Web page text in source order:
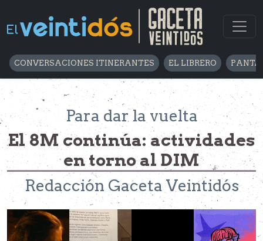
CONVERSACIONES ITINERANTES EL LIBRERO
Para dar la vuelta
El 8M continúa: actividades
en torno al DIM
Redacción Gaceta Veintidós